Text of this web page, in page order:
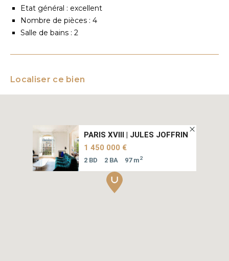
Etat général : excellent
Nombre de pièces : 4
Salle de bains : 2
Localiser ce bien
PARIS XVIII | JULES JOFFRIN
1 450 000 €
2 BD 2 BA 97 m2